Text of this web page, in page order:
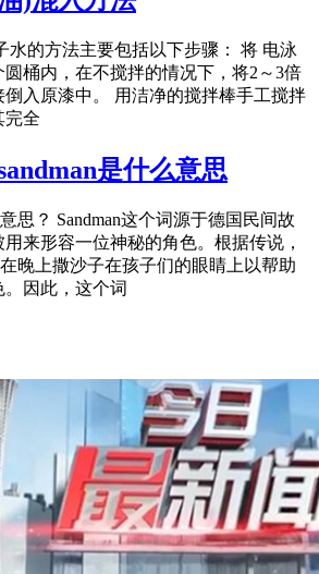
水的方法主要包括以下步骤： 将 电泳
圆桶内，在不搅拌的情况下，将2～3倍
倒入原漆中。 用洁净的搅拌棒手工搅拌
完全
是什么意思
思？ Sandman这个词源于德国民间故
来形容一位神秘的角色。根据传说，
在晚上撒沙子在孩子们的眼睛上以帮助
因此，这个词